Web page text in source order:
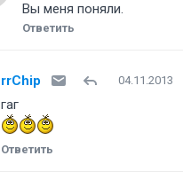
Вы меня поняли.
Ответить
rrChip 04.11.2013
гаг
Ответить